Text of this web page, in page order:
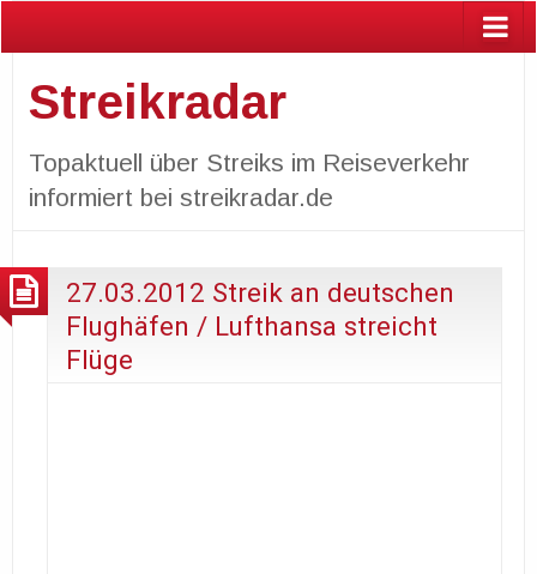
Streikradar
Topaktuell über Streiks im Reiseverkehr
informiert bei streikradar.de
27.03.2012 Streik an deutschen
Flughäfen / Lufthansa streicht
Flüge